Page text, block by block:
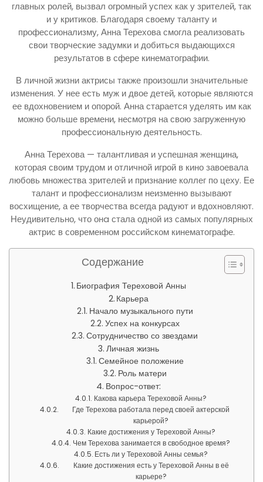
главных ролей, вызвал огромный успех как у зрителей, так
и у критиков. Благодаря своему таланту и
профессионализму, Анна Терехова смогла реализовать
свои творческие задумки и добиться выдающихся
результатов в сфере кинематографии.
В личной жизни актрисы также произошли значительные
изменения. У нее есть муж и двое детей, которые являются
ее вдохновением и опорой. Анна старается уделять им как
можно больше времени, несмотря на свою загруженную
профессиональную деятельность.
Анна Терехова — талантливая и успешная женщина,
которая своим трудом и отличной игрой в кино завоевала
любовь множества зрителей и признание коллег по цеху. Ее
талант и профессионализм неизменно вызывают
восхищение, а ее творчества всегда радуют и вдохновляют.
Неудивительно, что онa стала одной из самых популярных
актрис в современном российском кинематографе.
Содержание
Биография Тереховой Анны
Карьера
Начало музыкального пути
Успех на конкурсах
Сотрудничество со звездами
Личная жизнь
Семейное положение
Роль матери
Вопрос-ответ:
Какова карьера Тереховой Анны?
Где Терехова работала перед своей актерской
карьерой?
Какие достижения у Тереховой Анны?
Чем Терехова занимается в свободное время?
Есть ли у Тереховой Анны семья?
Какие достижения есть у Тереховой Анны в её
карьере?